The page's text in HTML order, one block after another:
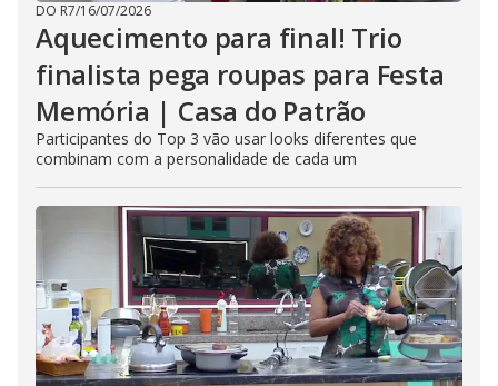
DO R7/16/07/2026
Aquecimento para final! Trio
finalista pega roupas para Festa
Memória | Casa do Patrão
Participantes do Top 3 vão usar looks diferentes que
combinam com a personalidade de cada um